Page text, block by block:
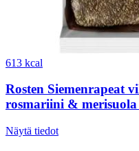
613 kcal
Rosten Siemenrapeat
rosmariini & merisuola
Näytä tiedot